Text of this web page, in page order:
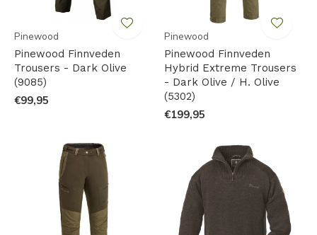
Pinewood
Pinewood Finnveden
Trousers - Dark Olive
(9085)
€99,95
Pinewood
Pinewood Finnveden
Hybrid Extreme Trousers
- Dark Olive / H. Olive
(5302)
€199,95